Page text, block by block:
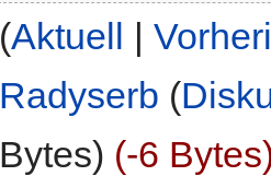
(Aktuell |
Radyserb (
Bytes) (-6